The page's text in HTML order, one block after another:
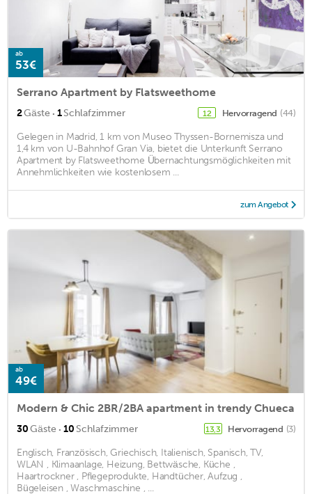
ab
53€
Serrano Apartment by Flatsweethome
2Gäste · 1Schlafzimmer 12 Hervorragend (44)
Gelegen in Madrid, 1 km von Museo Thyssen-Bornemisza und
1,4 km von U-Bahnhof Gran Via, bietet die Unterkunft Serrano
Apartment by Flatsweethome Übernachtungsmöglichkeiten mit
Annehmlichkeiten wie kostenlosem ...
zum Angebot
ab
49€
Modern & Chic 2BR/2BA apartment in trendy Chueca
30Gäste · 10 Schlafzimmer 13,3 Hervorragend (3)
Englisch, Französisch, Griechisch, Italienisch, Spanisch, TV,
WLAN , Klimaanlage, Heizung, Bettwäsche, Küche ,
Haartrockner , Pflegeprodukte, Handtücher, Aufzug ,
Bügeleisen , Waschmaschine , ...